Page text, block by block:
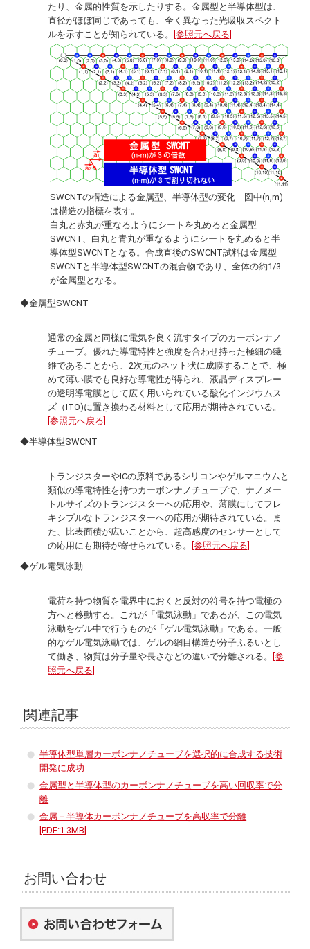
たり、金属的性質を示したりする。金属型と半導体型は、
直径がほぼ同じであっても、全く異なった光吸収スペクト
ルを示すことが知られている。
[参照元へ戻る]
SWCNTの構造による金属型、半導体型の変化 図中(n,m)
は構造の指標を表す。
白丸と赤丸が重なるようにシートを丸めると金属型
SWCNT、白丸と青丸が重なるようにシートを丸めると半
導体型SWCNTとなる。合成直後のSWCNT試料は金属型
SWCNTと半導体型SWCNTの混合物であり、全体の約1/3
が金属型となる。
◆金属型SWCNT
通常の金属と同様に電気を良く流すタイプのカーボンナノ
チューブ。優れた導電特性と強度を合わせ持った極細の繊
維であることから、2次元のネット状に成膜することで、極
めて薄い膜でも良好な導電性が得られ、液晶ディスプレー
の透明導電膜として広く用いられている酸化インジウムス
ズ（ITO)に置き換わる材料として応用が期待されている。
[参照元へ戻る]
◆半導体型SWCNT
トランジスターやICの原料であるシリコンやゲルマニウムと
類似の導電特性を持つカーボンナノチューブで、ナノメー
トルサイズのトランジスターへの応用や、薄膜にしてフレ
キシブルなトランジスターへの応用が期待されている。ま
た、比表面積が広いことから、超高感度のセンサーとして
の応用にも期待が寄せられている。
[参照元へ戻る]
◆ゲル電気泳動
電荷を持つ物質を電界中におくと反対の符号を持つ電極の
方へと移動する。これが「電気泳動」であるが、この電気
泳動をゲル中で行うものが「ゲル電気泳動」である。一般
的なゲル電気泳動では、ゲルの網目構造が分子ふるいとし
て働き、物質は分子量や長さなどの違いで分離される。
[参
照元へ戻る]
関連記事
半導体型単層カーボンナノチューブを選択的に合成する技術
開発に成功
金属型と半導体型のカーボンナノチューブを高い回収率で分
離
金属－半導体カーボンナノチューブを高収率で分離
[PDF:1.3MB]
お問い合わせ